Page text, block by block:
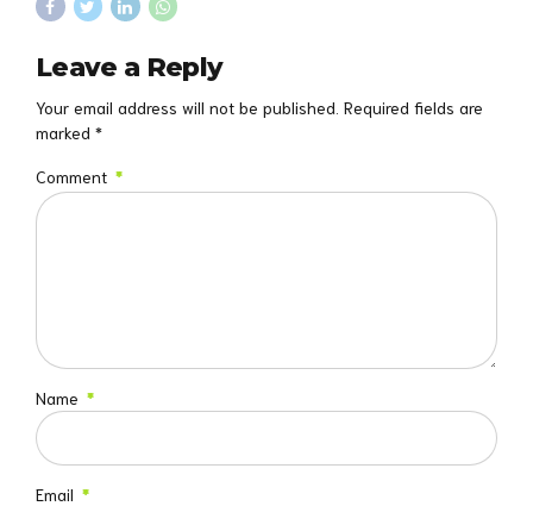
Leave a Reply
Your email address will not be published. Required fields are
marked *
Comment *
Name *
Email *